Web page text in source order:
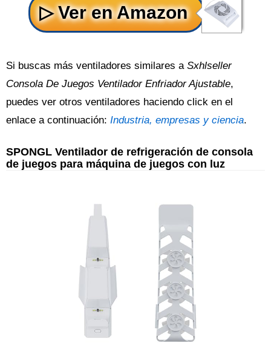
Si buscas más ventiladores similares a Sxhlseller
Consola De Juegos Ventilador Enfriador Ajustable,
puedes ver otros ventiladores haciendo click en el
enlace a continuación: Industria, empresas y ciencia.
SPONGL Ventilador de refrigeración de consola
de juegos para máquina de juegos con luz